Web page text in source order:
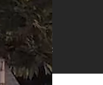
Hoài Anh
Nguồn Netbiz